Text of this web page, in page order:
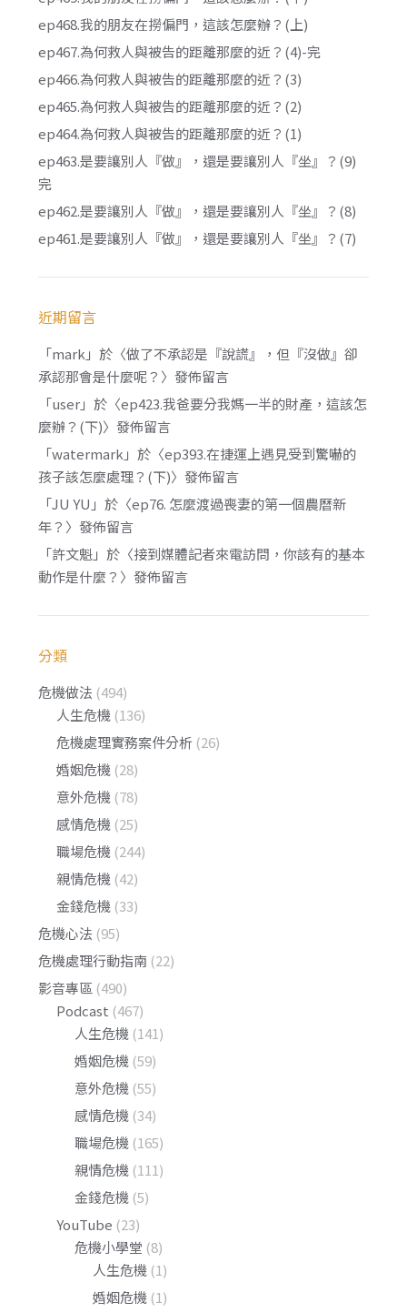
ep468.我的朋友在撈偏門，這該怎麼辦？(上)
ep467.為何救人與被告的距離那麼的近？(4)-完
ep466.為何救人與被告的距離那麼的近？(3)
ep465.為何救人與被告的距離那麼的近？(2)
ep464.為何救人與被告的距離那麼的近？(1)
ep463.是要讓別人『做』，還是要讓別人『坐』？(9)
完
ep462.是要讓別人『做』，還是要讓別人『坐』？(8)
ep461.是要讓別人『做』，還是要讓別人『坐』？(7)
近期留言
「mark」於〈做了不承認是『說謊』，但『沒做』卻
承認那會是什麼呢？ 〉發佈留言
「user」於〈ep423.我爸要分我媽一半的財產，這該怎
麼辦？(下)〉發佈留言
「watermark」於〈ep393.在捷運上遇見受到驚嚇的
孩子該怎麼處理？(下)〉發佈留言
「JU YU 」於〈ep76. 怎麼渡過喪妻的第一個農曆新
年？ 〉發佈留言
「許文魁」於〈接到媒體記者來電訪問，你該有的基本
動作是什麼？ 〉發佈留言
分類
危機做法 (494)
人生危機 (136)
危機處理實務案件分析 (26)
婚姻危機 (28)
意外危機 (78)
感情危機 (25)
職場危機 (244)
親情危機 (42)
金錢危機 (33)
危機心法 (95)
危機處理行動指南 (22)
影音專區 (490)
Podcast (467)
人生危機 (141)
婚姻危機 (59)
意外危機 (55)
感情危機 (34)
職場危機 (165)
親情危機 (111)
金錢危機 (5)
YouTube (23)
危機小學堂 (8)
人生危機 (1)
婚姻危機 (1)